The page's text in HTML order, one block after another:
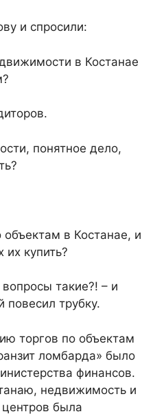
и спросили:
в Костанае
понятное дело,
в Костанае, и
купить?
такие?! – и
трубку.
торгов по объектам
ломбарда» было
финансов.
недвижимость и
была